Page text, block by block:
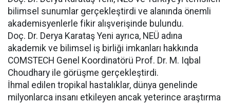
bilimsel sunumlar gerçekleştirdi ve alanında önemli
akademisyenlerle fikir alışverişinde bulundu.
Doç. Dr. Derya Karataş Yeni ayrıca, NEÜ adına
akademik ve bilimsel iş birliği imkanları hakkında
COMSTECH Genel Koordinatörü Prof. Dr. M. Iqbal
Choudhary ile görüşme gerçekleştirdi.
İhmal edilen tropikal hastalıklar, dünya genelinde
milyonlarca insanı etkileyen ancak yeterince araştırma